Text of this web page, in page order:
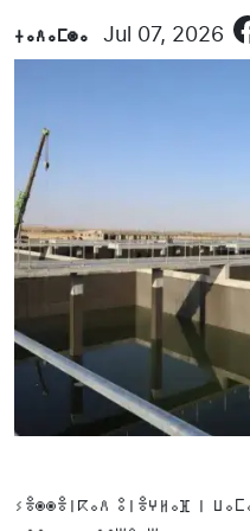
ⵜⴰⴷⴰⵎⵙⴰ Jul 07, 2026
ⵢⴻⵙⵙⴻⵏⴽⴰⴷ ⵓⵏⴻⵖⵍⴰⴼ ⵏ